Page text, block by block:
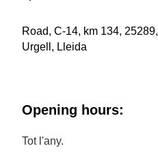
Road, C-14, km 134,
Urgell, Lleida
Opening hours:
Tot l'any.